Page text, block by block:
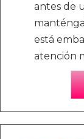
antes de
está
atención